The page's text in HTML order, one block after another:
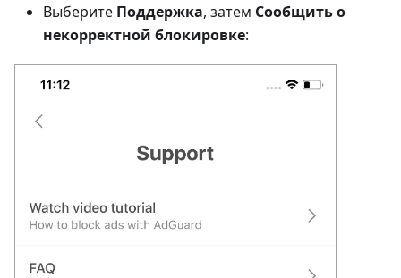
Выберите Поддержка, затем Сообщить о
некорректной блокировке: